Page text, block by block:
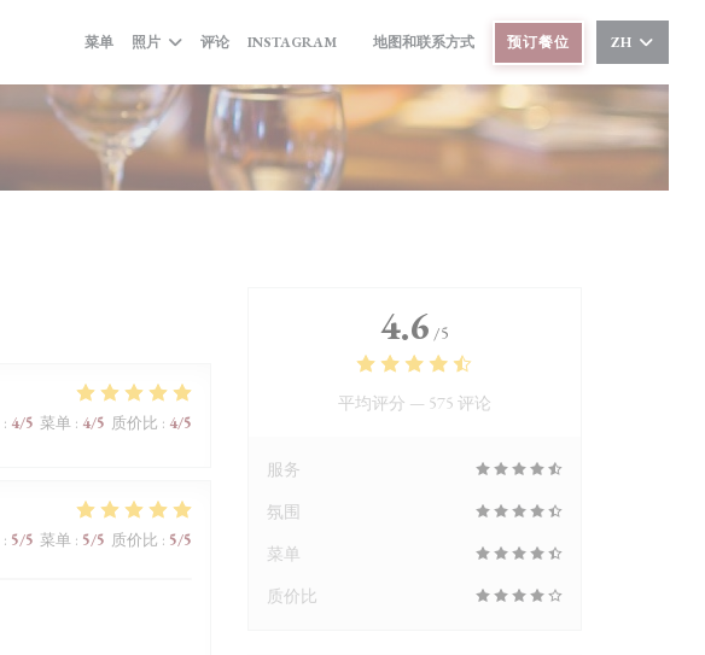
菜单 照片 评论 INSTAGRAM((在新窗口中打开))
((在新窗口中打开))
地图和联系方式 预订餐位 ZH
: 4/5 菜单: 4/5 质价比 : 4/5
: 5/5 菜单: 5/5 质价比 : 5/5
4.6 /5
平均评分 — 575 评论
服务
氛围
菜单
质价比